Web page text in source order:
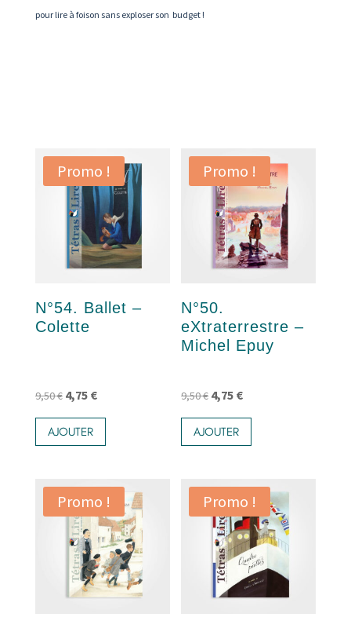
pour lire à foison sans exploser son budget !
Promo !
N°54. Ballet –
Colette
9,50€ Le
prix
initial
4,75 €Le
prix
AJOUTER
Promo !
N°50.
eXtraterrestre –
Michel Epuy
9,50€ Le
prix
initial
4,75 €Le
prix
AJOUTER
Promo ! Promo !